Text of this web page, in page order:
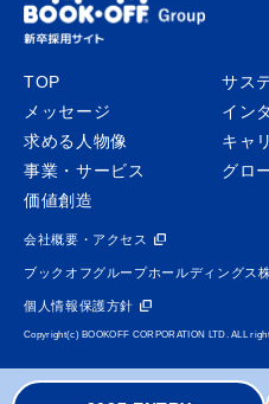
TOP
メッセージ
求める人物像
事業・サービス
価値創造
サス
イン
キャ
グロ
会社概要・アクセス
ブックオフグループホールディングス
個人情報保護方針
Copyright(c) BOOKOFF CORPORATION LTD. ALL